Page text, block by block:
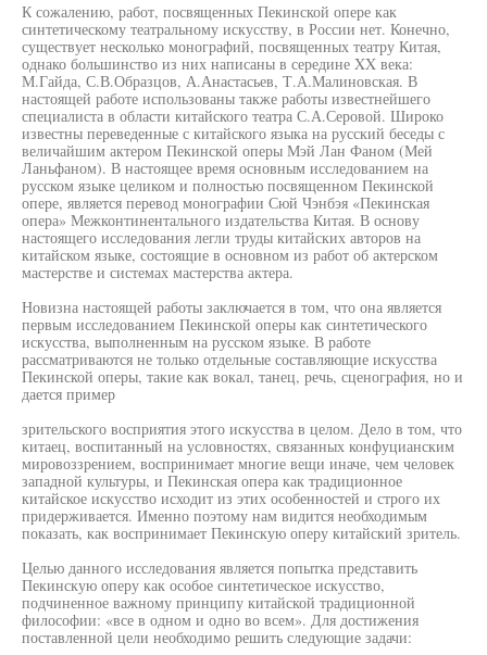
К сожалению, работ, посвященных Пекинской опере как
синтетическому театральному искусству, в России нет. Конечно,
существует несколько монографий, посвященных театру Китая,
однако большинство из них написаны в середине XX века:
М.Гайда, С.В.Образцов, А.Анастасьев, Т.А.Малиновская. В
настоящей работе использованы также работы известнейшего
специалиста в области китайского театра С.А.Серовой. Широко
известны переведенные с китайского языка на русский беседы с
величайшим актером Пекинской оперы Мэй Лан Фаном (Мей
Ланьфаном). В настоящее время основным исследованием на
русском языке целиком и полностью посвященном Пекинской
опере, является перевод монографии Сюй Чэнбэя «Пекинская
опера» Межконтинентального издательства Китая. В основу
настоящего исследования легли труды китайских авторов на
китайском языке, состоящие в основном из работ об актерском
мастерстве и системах мастерства актера.
Новизна настоящей работы заключается в том, что она является
первым исследованием Пекинской оперы как синтетического
искусства, выполненным на русском языке. В работе
рассматриваются не только отдельные составляющие искусства
Пекинской оперы, такие как вокал, танец, речь, сценография, но и
дается пример
зрительского восприятия этого искусства в целом. Дело в том, что
китаец, воспитанный на условностях, связанных конфуцианским
мировоззрением, воспринимает многие вещи иначе, чем человек
западной культуры, и Пекинская опера как традиционное
китайское искусство исходит из этих особенностей и строго их
придерживается. Именно поэтому нам видится необходимым
показать, как воспринимает Пекинскую оперу китайский зритель.
Целью данного исследования является попытка представить
Пекинскую оперу как особое синтетическое искусство,
подчиненное важному принципу китайской традиционной
философии: «все в одном и одно во всем». Для достижения
поставленной цели необходимо решить следующие задачи: